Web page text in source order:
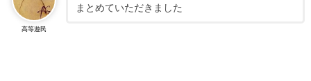
高等遊民
まとめていただきました